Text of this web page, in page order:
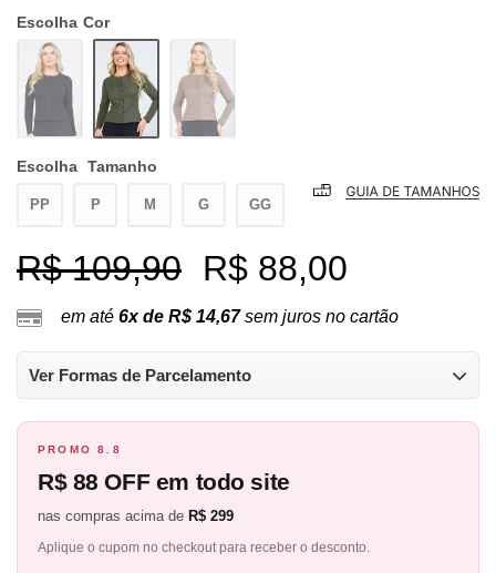
Escolha Cor
Escolha Tamanho
PP P M G GG
R$ 109,90 R$ 88,00
em até 6x de R$ 14,67sem juros no cartão
Ver Formas de Parcelamento
PROMO 8.8
R$ 88 OFF em todo site
nas compras acima de R$ 299
Aplique o cupom no checkout para receber o desconto.